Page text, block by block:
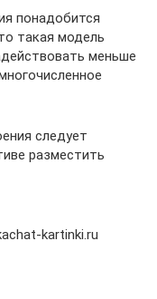
понадобится
такая модель
меньше
следует
разместить
kartinki.ru